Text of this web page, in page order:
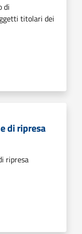
di
titolari dei
di ripresa
ripresa